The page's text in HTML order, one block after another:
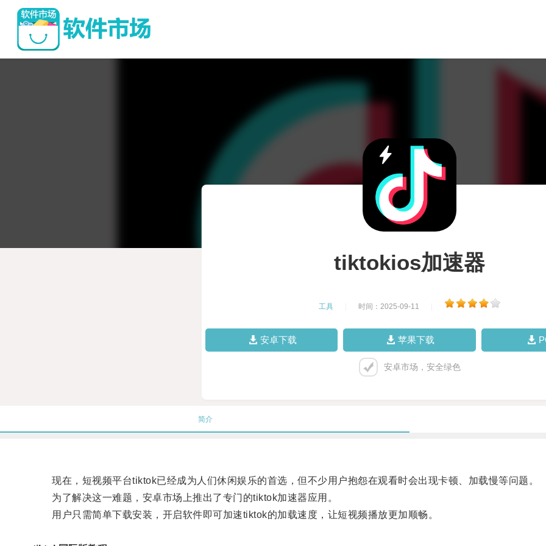
tiktokios加速器
工具 时间：2025-09-11
安卓下载 苹果下载
安卓市场，安全绿色
简介
现在，短视频平台tiktok已经成为人们休闲娱乐的首选，但不少用户抱怨在观看时会出现卡顿、加载慢等问题。
为了解决这一难题，安卓市场上推出了专门的tiktok加速器应用。
用户只需简单下载安装，开启软件即可加速tiktok的加载速度，让短视频播放更加顺畅。